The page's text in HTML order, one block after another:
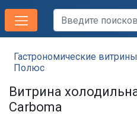
Гастрономические
Полюс
Витрина
Carboma